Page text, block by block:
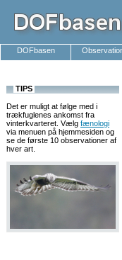
DOFbasen
TIPS
Det er muligt at følge med i
trækfuglenes ankomst fra
vinterkvarteret. Vælg fænologi
via menuen på hjemmesiden og
se de første 10 observationer af
hver art.